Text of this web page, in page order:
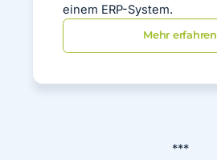
einem ERP-System.
Mehr erfahren
***